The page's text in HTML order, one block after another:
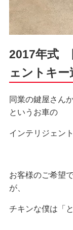
2017年式
ェントキー
同業の鍵屋さん
というお車の
インテリジェン
お客様のご希望
が、
チキンな僕は「